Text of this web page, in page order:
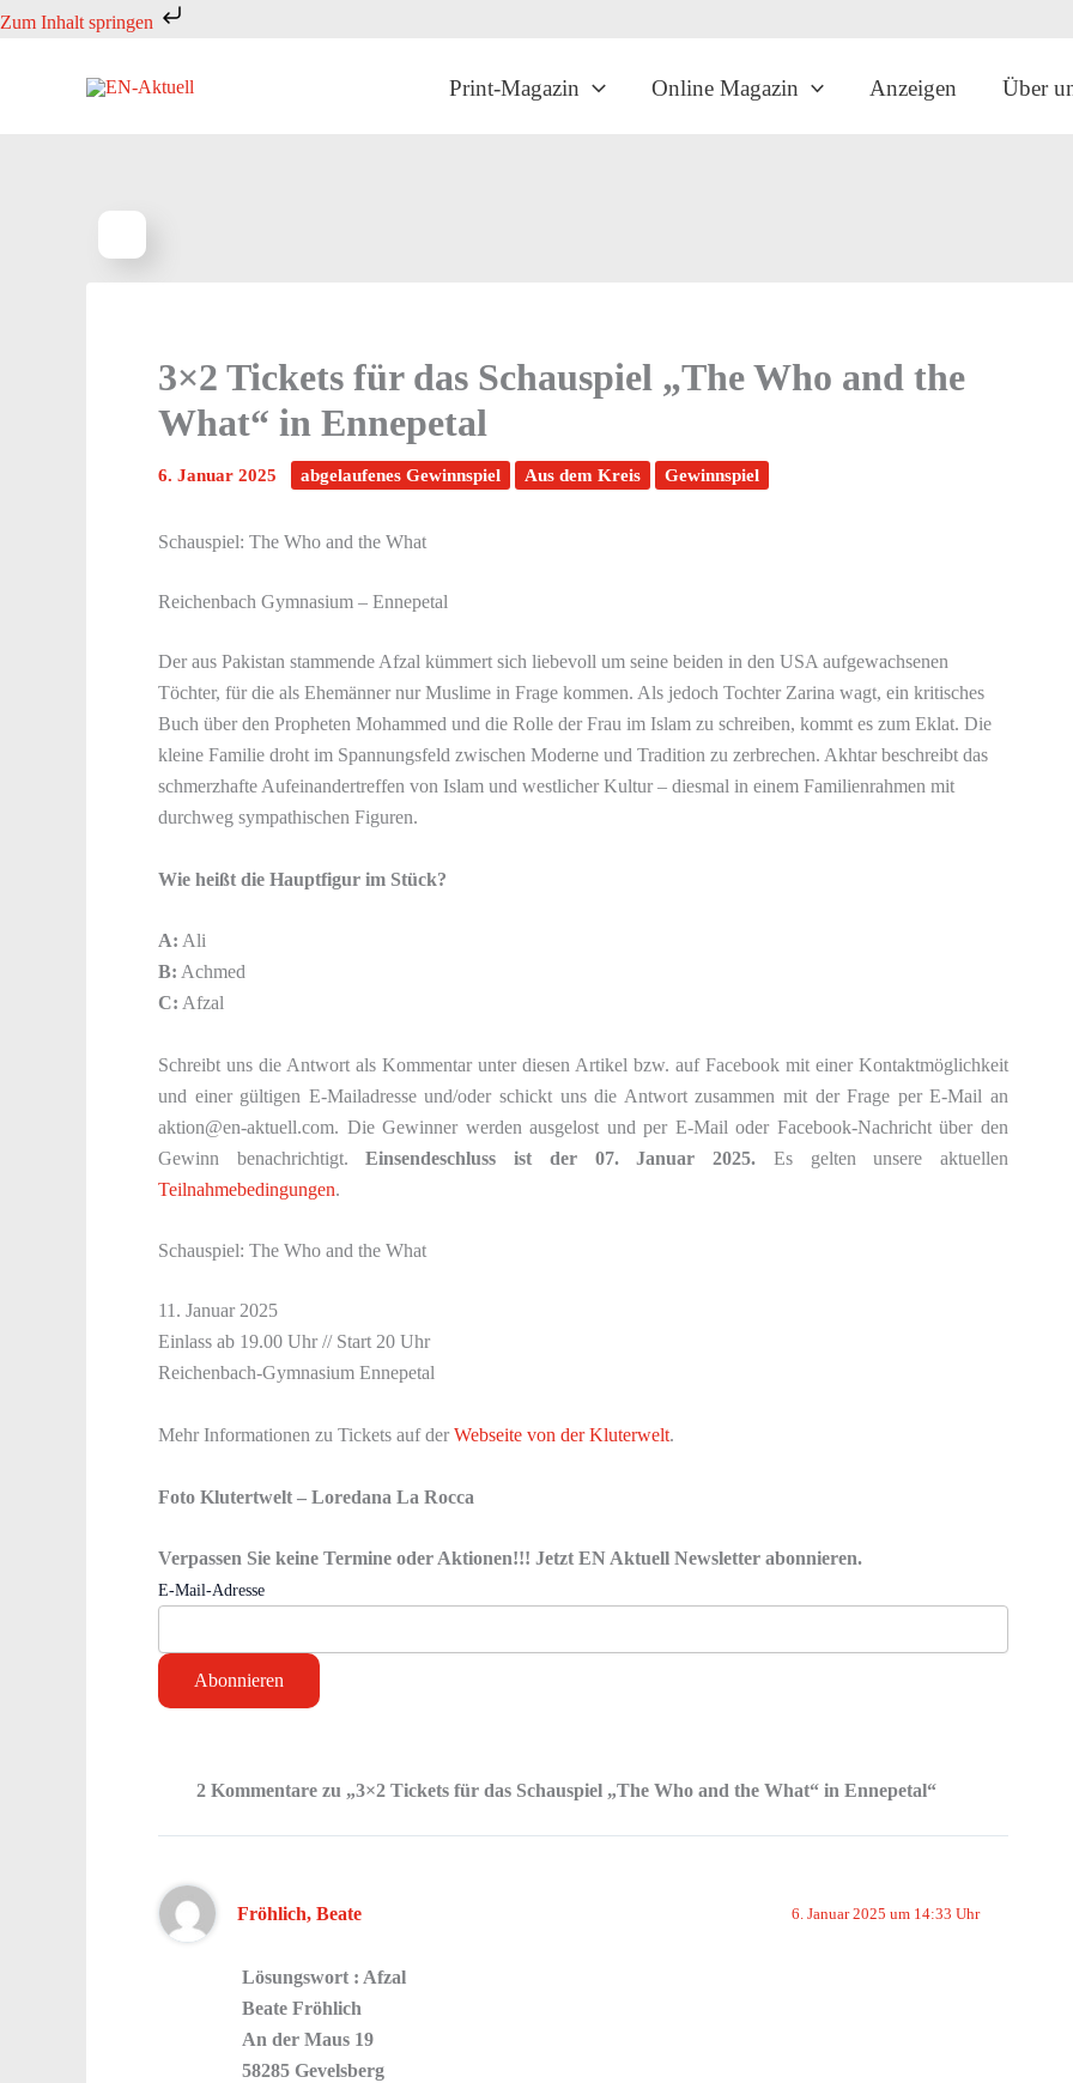
Zum Inhalt springen
Zum
Print-Magazin Online Magazin Anzeigen Über
3×2 Tickets für das Schauspiel „The Who and the
What“ in Ennepetal
6. Januar 2025 abgelaufenes Gewinnspiel Aus dem Kreis Gewinnspiel
Schauspiel: The Who and the What
Reichenbach Gymnasium – Ennepetal
Der aus Pakistan stammende Afzal kümmert sich liebevoll um seine beiden in den USA aufgewachsenen
Töchter, für die als Ehemänner nur Muslime in Frage kommen. Als jedoch Tochter Zarina wagt, ein kritisches
Buch über den Propheten Mohammed und die Rolle der Frau im Islam zu schreiben, kommt es zum Eklat. Die
kleine Familie droht im Spannungsfeld zwischen Moderne und Tradition zu zerbrechen. Akhtar beschreibt das
schmerzhafte Aufeinandertreffen von Islam und westlicher Kultur – diesmal in einem Familienrahmen mit
durchweg sympathischen Figuren.
Wie heißt die Hauptfigur im Stück?
A: Ali
B: Achmed
C: Afzal
Schreibt uns die Antwort als Kommentar unter diesen Artikel bzw. auf Facebook mit einer Kontaktmöglichkeit
und einer gültigen E-Mailadresse und/oder schickt uns die Antwort zusammen mit der Frage per E-Mail an
aktion@en-aktuell.com. Die Gewinner werden ausgelost und per E-Mail oder Facebook-Nachricht über den
Gewinn benachrichtigt.Einsendeschluss ist der 07. Januar 2025. Es gelten unsere aktuellen
Teilnahmebedingungen.
Schauspiel: The Who and the What
11. Januar 2025
Einlass ab 19.00 Uhr // Start 20 Uhr
Reichenbach-Gymnasium Ennepetal
Mehr Informationen zu Tickets auf der Webseite von der Kluterwelt.
Foto Klutertwelt – Loredana La Rocca
Verpassen Sie keine Termine oder Aktionen!!! Jetzt EN Aktuell Newsletter abonnieren.
E-Mail-Adresse
2 Kommentare zu „3×2 Tickets für das Schauspiel „The Who and the What“ in Ennepetal“
Fröhlich, Beate 6. Januar 2025 um 14:33 Uhr
Lösungswort : Afzal
Beate Fröhlich
An der Maus 19
58285 Gevelsberg